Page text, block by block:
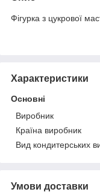
Фігурка з цукрової
Характеристики
Основні
Виробник
Країна виробник
Вид кондитерських
Умови доставки